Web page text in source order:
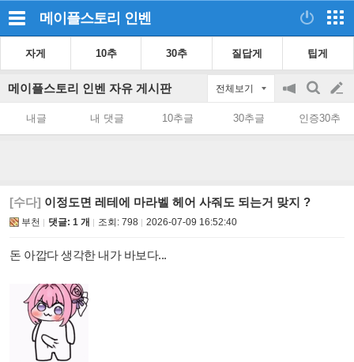
메이플스토리 인벤
자게 10추 30추 질답게 팁게
메이플스토리 인벤 자유 게시판 전체보기
공
on/off
검
색
글
쓰
내글 내 댓글 10추글 30추글 인증30추
[수다] 이정도면 레테에 마라벨 헤어 사줘도 되는거 맞지 ?
부천 댓글: 1 개 조회: 798 2026-07-09 16:52:40
돈 아깝다 생각한 내가 바보다...